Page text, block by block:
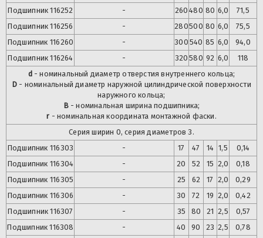
Подшипник 116252 - 260 480 80 6,0
71,5
Подшипник 116256 - 280500 80 6,0
75,5
Подшипник 116260 - 300 540 85 6,0
94,0
Подшипник 116264 - 320 580 92 6,0
118
d - номинальный диаметр отверстия внутреннего кольца;
D - номинальный диаметр наружной цилиндрической поверхности
наружного кольца;
B- номинальная ширина подшипника;
r - номинальная координата монтажной фаски.
Серия ширин 0, серия диаметров 3.
Подшипник 116303 - 17 47 14 1,5
0,14
Подшипник 116304 - 20 52 15 2,0
0,18
Подшипник 116305 - 25 62 17 2,0
0,29
Подшипник 116306 - 30 72 19 2,0
0,42
Подшипник 116307 - 35 80 21 2,5
0,57
Подшипник 116308 - 40 90 23 2,5
0,78